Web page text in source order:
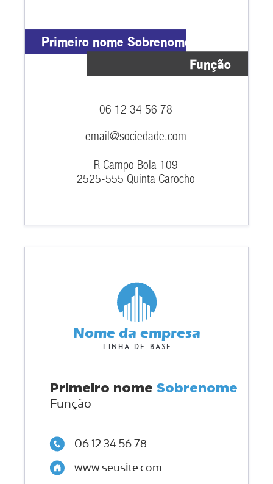
06 12 34 56 78
email@sociedade.com
R Campo Bola 109
2525-555 Quinta Carocho
Função
Primeiro nome Sobrenome
06 12 34 56 78
www.seusite.com
Primeiro nome Sobrenome
Função
Nome da empresa
Linha de base